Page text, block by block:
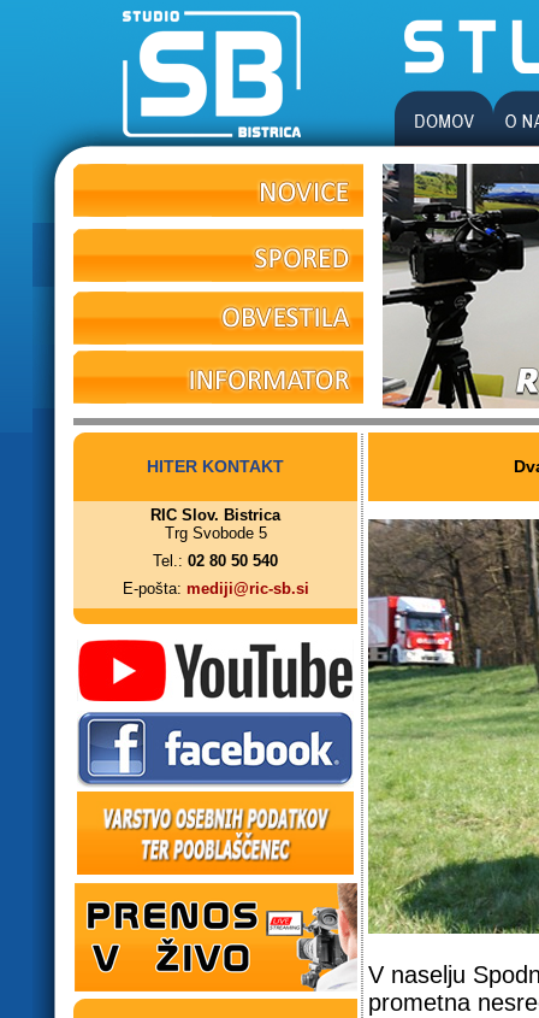
HITER KONTAKT
RIC Slov. Bistrica
Trg Svobode 5
Tel.: 02 80 50 540
E-pošta: mediji@ric-sb.si
V naselju
prometna